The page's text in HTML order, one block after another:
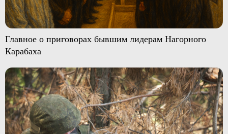
Главное о приговорах бывшим лидерам Нагорного
Карабаха